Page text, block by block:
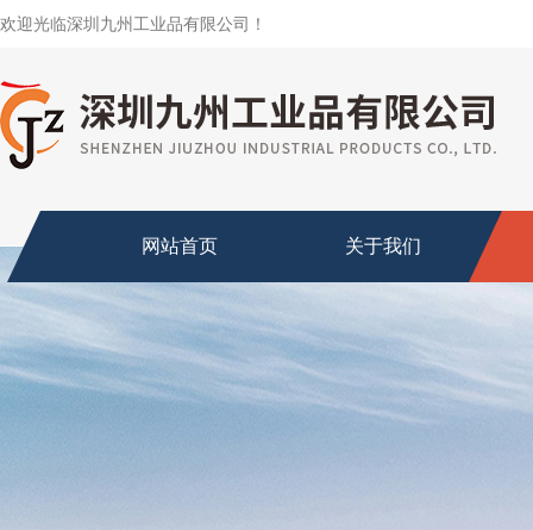
欢迎光临深圳九州工业品有限公司！
网站首页 关于我们